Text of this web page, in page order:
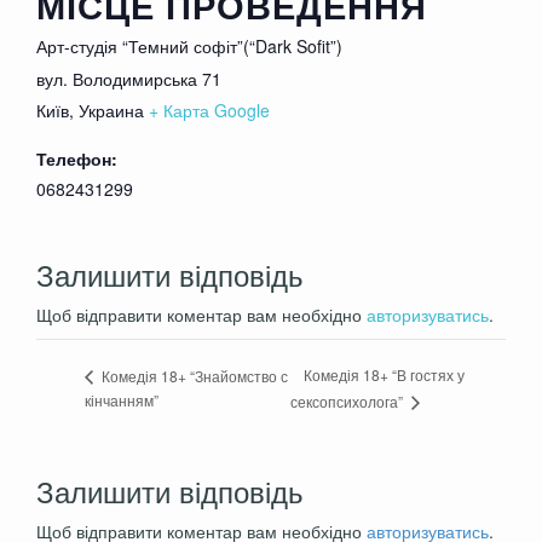
Пьяные, неадекватные комментаторы и
комментаторши будут удаляться из зала
Арт-студія “Темний софіт”(“Dark Sofit”)
вул. Володимирська 71
Київ, Украина + Карта Google
Телефон:
0682431299
Залишити відповідь
Щоб відправити коментар вам необхідно авторизуватись.
Комедія 18+ “Знайомство с
кінчанням”
Комедія 18+ “В гостях у
сексопсихолога”
Залишити відповідь
Щоб відправити коментар вам необхідно авторизуватись.